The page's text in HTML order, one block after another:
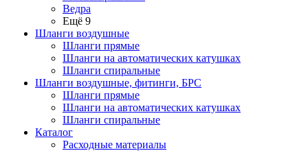
Ведра
Ещё 9
Шланги воздушные
Шланги прямые
Шланги на автоматических катушках
Шланги спиральные
Шланги воздушные, фитинги, БРС
Шланги прямые
Шланги на автоматических катушках
Шланги спиральные
Каталог
Расходные материалы